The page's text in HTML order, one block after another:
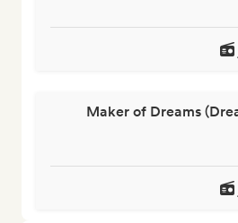
Maker of Dreams